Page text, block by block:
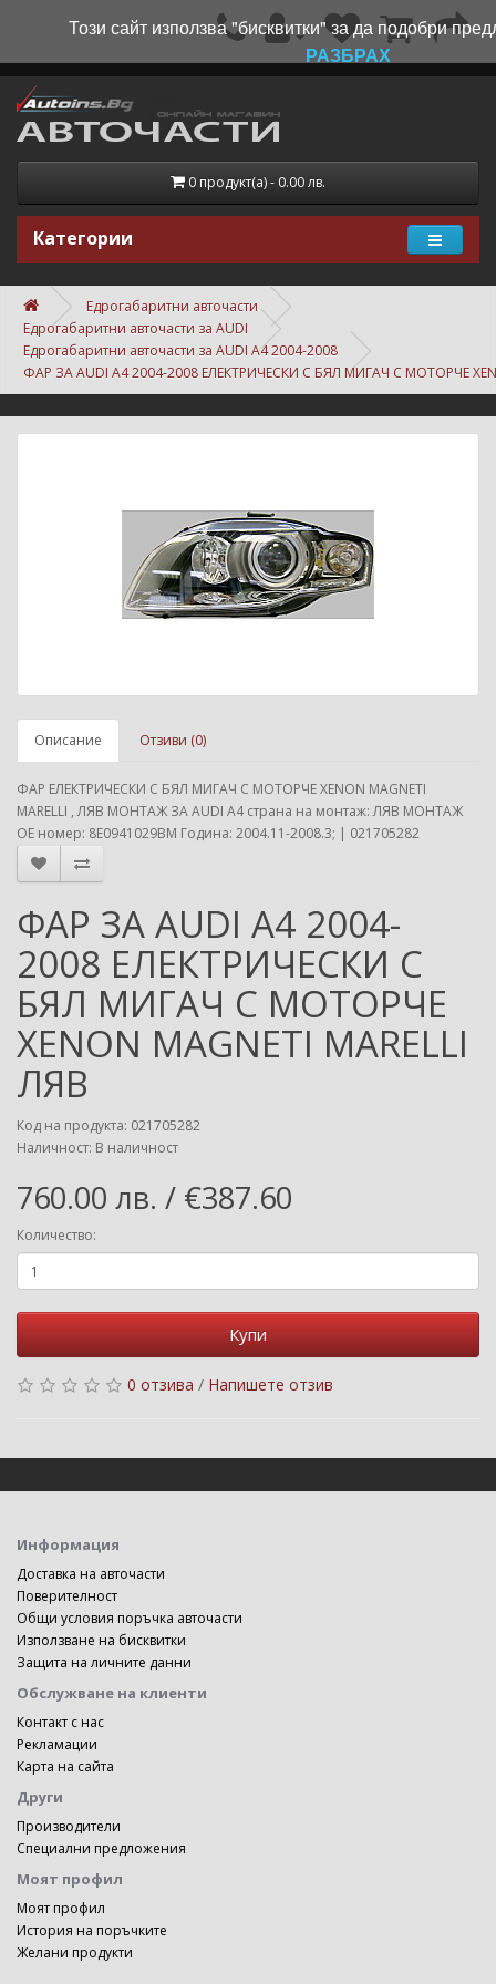
0 продукт(а) - 0.00 лв.
Категории
Едрогабаритни авточасти
Едрогабаритни авточасти за AUDI
Едрогабаритни авточасти за AUDI A4 2004-2008
ФАР ЗА AUDI A4 2004-2008 ЕЛЕКТРИЧЕСКИ С БЯЛ МИГАЧ С МОТОРЧЕ
Описание Отзиви (0)
ФАР ЕЛЕКТРИЧЕСКИ С БЯЛ МИГАЧ С МОТОРЧЕ XENON MAGNETI
MARELLI , ЛЯВ МОНТАЖ ЗА AUDI A4 страна на монтаж: ЛЯВ МОНТАЖ
ОЕ номер: 8E0941029BM Година: 2004.11-2008.3; | 021705282
ФАР ЗА AUDI A4 2004-
2008 ЕЛЕКТРИЧЕСКИ С
БЯЛ МИГАЧ С МОТОРЧЕ
XENON MAGNETI MARELLI
ЛЯВ
Код на продукта: 021705282
Наличност: В наличност
760.00 лв. / €387.60
Количество:
Купи
0 отзива / Напишете отзив
Информация
Доставка на авточасти
Поверителност
Общи условия поръчка авточасти
Използване на бисквитки
Защита на личните данни
Обслужване на клиенти
Контакт с нас
Рекламации
Карта на сайта
Други
Производители
Специални предложения
Моят профил
Моят профил
История на поръчките
Желани продукти
Този сайт използва "бисквитки" за да подобри
РАЗБРАХ